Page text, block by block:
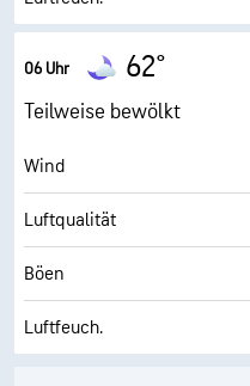
AccuLumen Brightness Index™
Bewölkung
Sichtweite
Wolkendecke
06 Uhr 62°
Teilweise bewölkt
Wind
Luftqualität
Böen
Luftfeuch.